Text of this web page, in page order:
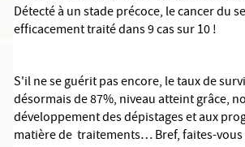
Détecté à un stade précoce, le cancer du
efficacement traité dans 9 cas sur 10 !
S'il ne se guérit pas encore, le taux de
désormais de 87%, niveau atteint grâce,
développement des dépistages et aux
matière de traitements… Bref, faites-